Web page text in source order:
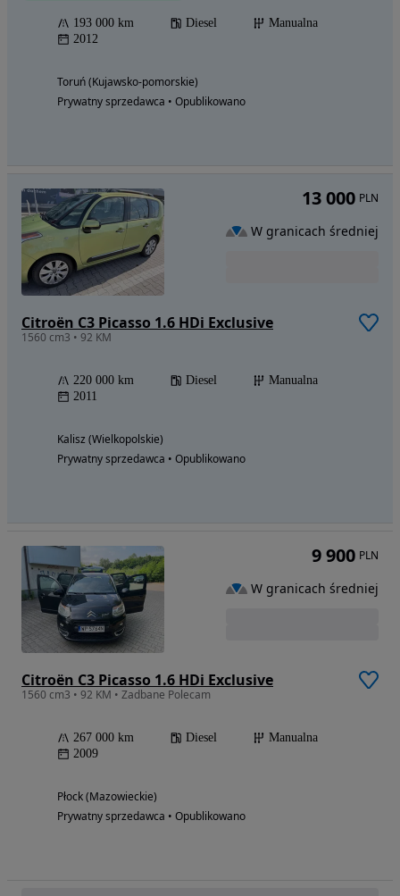
193 000 km Diesel
Manualna
2012
Toruń (Kujawsko-pomorskie)
Prywatny sprzedawca • Opublikowano
Citroën C3 Picasso 1.6 HDi Exclusive
1560 cm3 • 92 KM
220 000 km Diesel
Manualna
2011
Kalisz (Wielkopolskie)
Prywatny sprzedawca • Opublikowano
13 000 PLN
W granicach średniej
Citroën C3 Picasso 1.6 HDi Exclusive
1560 cm3 • 92 KM • Zadbane Polecam
267 000 km Diesel
Manualna
2009
Płock (Mazowieckie)
Prywatny sprzedawca • Opublikowano
9 900 PLN
W granicach średniej